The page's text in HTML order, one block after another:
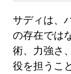
サディは、
の存在では
術、力強さ
役を担うこ